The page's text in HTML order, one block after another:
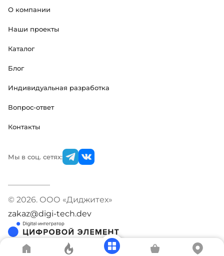
О компании
Наши проекты
Каталог
Блог
Индивидуальная разработка
Вопрос-ответ
Контакты
Мы в соц. сетях:
© 2026. ООО «Диджитех»
zakaz@digi-tech.dev